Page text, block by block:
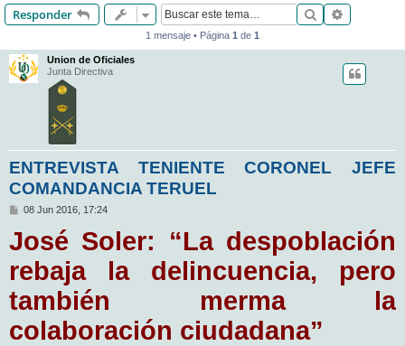
Responder Buscar
1 mensaje • Página 1 de 1
Union de Oficiales
Junta Directiva
ENTREVISTA TENIENTE CORONEL JEFE
COMANDANCIA TERUEL
M
n
s
j
e
08 Jun 2016, 17:24
José Soler: “La despoblación
rebaja la delincuencia, pero
también merma la
colaboración ciudadana”